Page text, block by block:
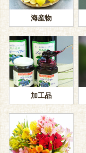
海産物
加工品